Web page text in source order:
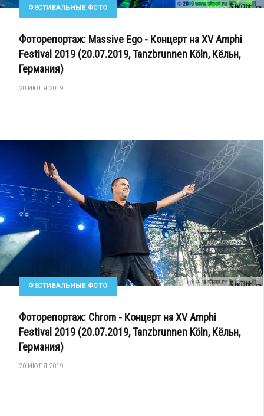
ФЕСТИВАЛЬНЫЕ ФОТО
Фоторепортаж: Massive Ego - Концерт на XV Amphi
Festival 2019 (20.07.2019, Tanzbrunnen Köln, Кёльн,
Германия)
20 ИЮЛЯ 2019
ФЕСТИВАЛЬНЫЕ ФОТО
Фоторепортаж: Chrom - Концерт на XV Amphi
Festival 2019 (20.07.2019, Tanzbrunnen Köln, Кёльн,
Германия)
20 ИЮЛЯ 2019